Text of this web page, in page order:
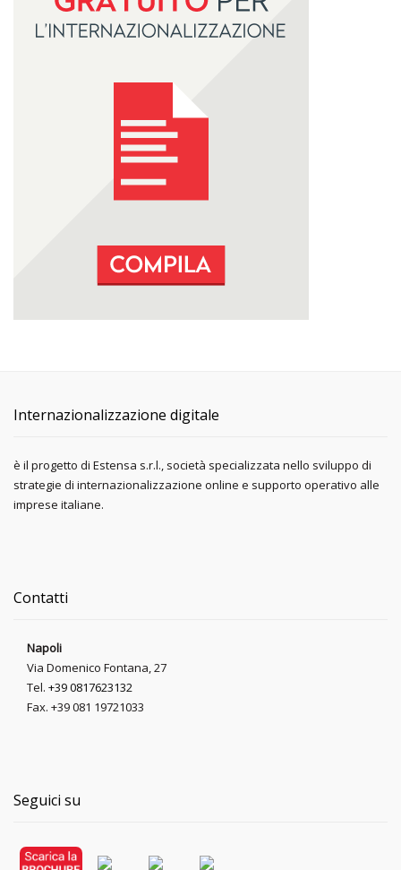
Internazionalizzazione digitale
è il progetto di Estensa s.r.l., società specializzata nello sviluppo di
strategie di internazionalizzazione online e supporto operativo alle
imprese italiane.
Contatti
Napoli
Via Domenico Fontana, 27
Tel. +39 0817623132
Fax. +39 081 19721033
Seguici su